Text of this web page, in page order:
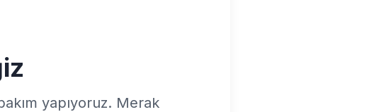
yapıyoruz. Merak